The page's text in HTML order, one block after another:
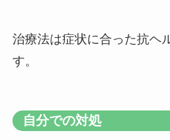
治療法は症状に合った抗ヘ
す。
自分での対処